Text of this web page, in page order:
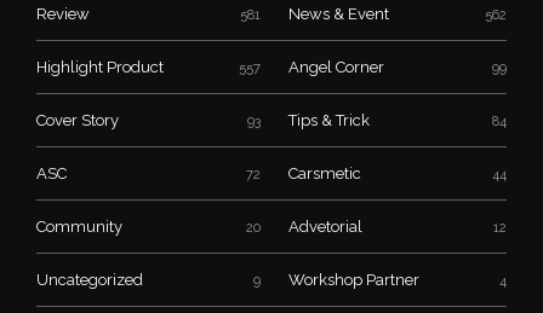
Review 581 News & Event 562
Highlight Product 557 Angel Corner 99
Cover Story 93 Tips & Trick 84
ASC 72 Carsmetic 44
Community 20 Advetorial 12
Uncategorized 9 Workshop Partner 4